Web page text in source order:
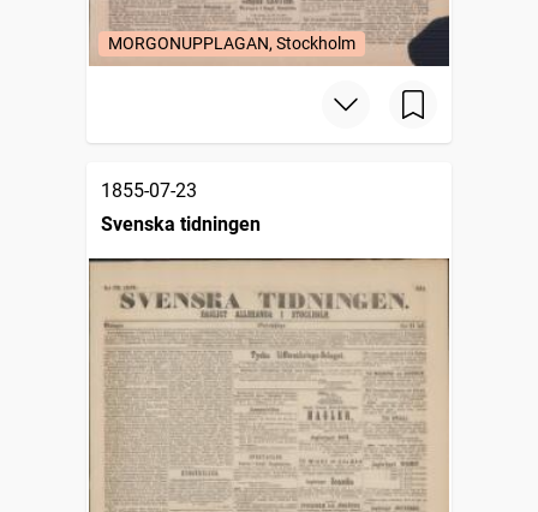
MORGONUPPLAGAN, Stockholm
1855-07-23
Svenska tidningen